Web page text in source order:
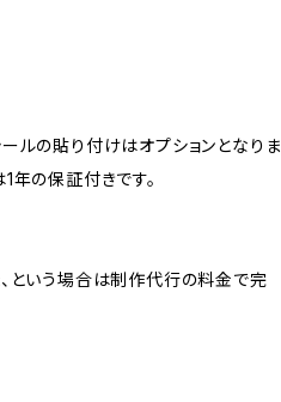
ルの貼り付けはオプションとなりま
年の保証付きです。
という場合は制作代行の料金で完